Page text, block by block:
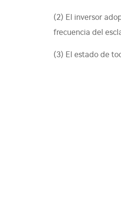
(2) El inversor
frecuencia del
(3) El estado de